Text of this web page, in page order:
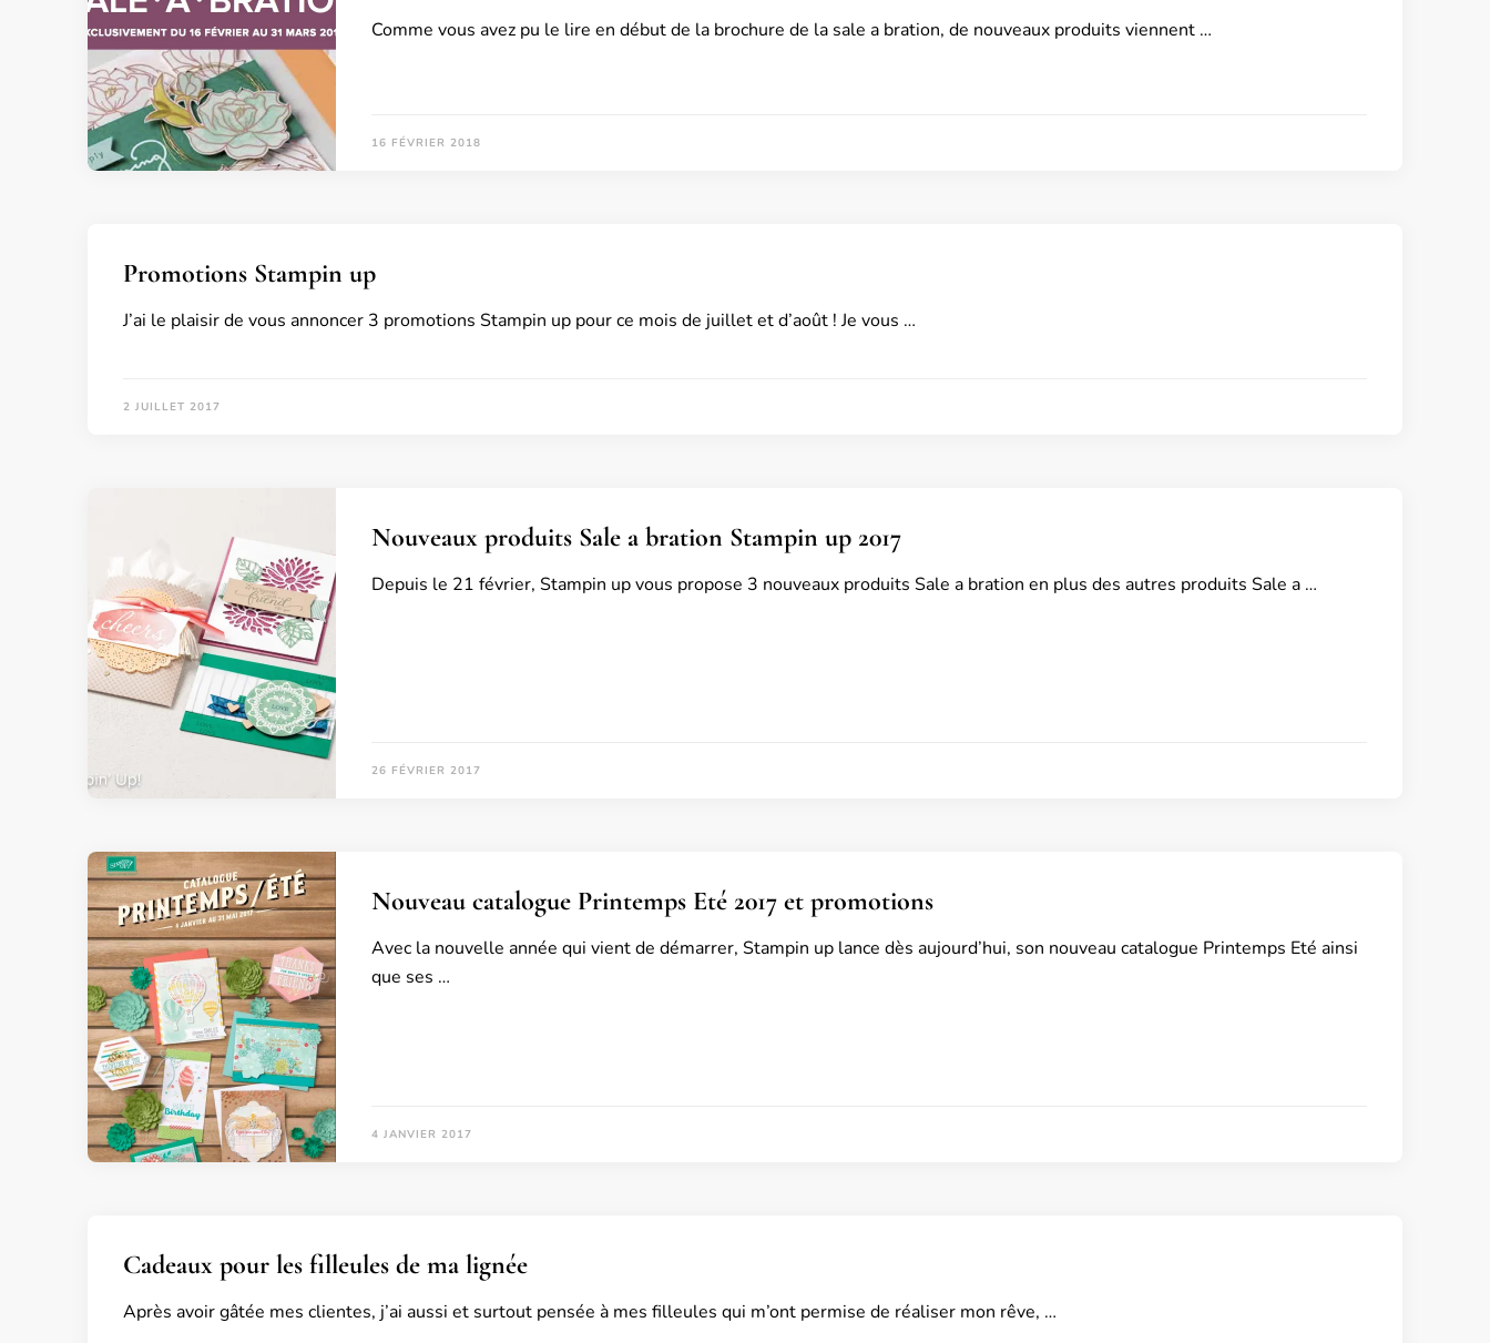
Comme vous avez pu le lire en début de la brochure de la sale a bration, de nouveaux produits viennent …
16 FÉVRIER 2018
Promotions Stampin up
J’ai le plaisir de vous annoncer 3 promotions Stampin up pour ce mois de juillet et d’août ! Je vous …
2 JUILLET 2017
Nouveaux produits Sale a bration Stampin up 2017
Depuis le 21 février, Stampin up vous propose 3 nouveaux produits Sale a bration en plus des autres produits Sale a …
26 FÉVRIER 2017
Nouveau catalogue Printemps Eté 2017 et promotions
Avec la nouvelle année qui vient de démarrer, Stampin up lance dès aujourd’hui, son nouveau catalogue Printemps Eté ainsi
que ses …
4 JANVIER 2017
Cadeaux pour les filleules de ma lignée
Après avoir gâtée mes clientes, j’ai aussi et surtout pensée à mes filleules qui m’ont permise de réaliser mon rêve, …